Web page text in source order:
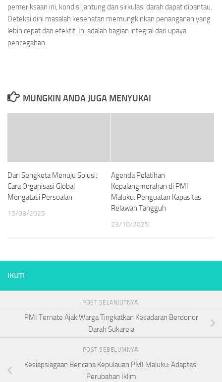
pemeriksaan ini, kondisi jantung dan sirkulasi darah dapat dipantau.
Deteksi dini masalah kesehatan memungkinkan penanganan yang
lebih cepat dan efektif. Ini adalah bagian integral dari upaya
pencegahan.
MUNGKIN ANDA JUGA MENYUKAI
Dari Sengketa Menuju Solusi:
Cara Organisasi Global
Mengatasi Persoalan
15/08/2025
Agenda Pelatihan
Kepalangmerahan di PMI
Maluku: Penguatan Kapasitas
Relawan Tangguh
23/10/2025
IKUTI
POST SELANJUTNYA
PMI Ternate Ajak Warga Tingkatkan Kesadaran Berdonor
Darah Sukarela
POST SEBELUMNYA
Kesiapsiagaan Bencana Kepulauan PMI Maluku: Adaptasi
Perubahan Iklim